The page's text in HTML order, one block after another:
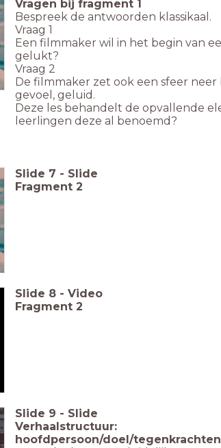
Vragen bij fragment 1
Bespreek de antwoorden klassikaal.
Vraag 1
Een filmmaker wil in het begin van
gelukt?
Vraag 2
De filmmaker zet ook een sfeer
gevoel, geluid.
Deze les behandelt de opvallende
leerlingen deze al benoemd?
Slide 7 - Slide
Fragment 2
Slide 8 - Video
Fragment 2
Slide 9 - Slide
Verhaalstructuur:
hoofdpersoon/doel/tegenkrachten